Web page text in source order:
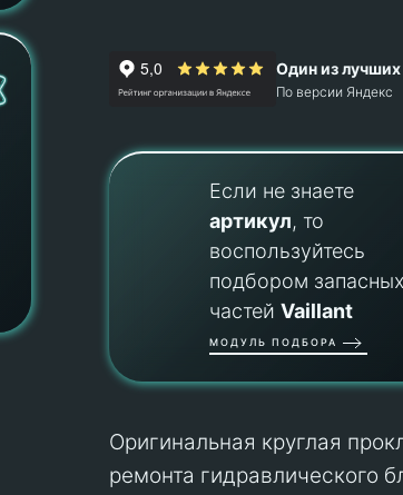
Один из
По версии Яндекс
Если не знаете
артикул, то
воспользуйтесь
подбором запасных
частейVaillant
МОДУЛЬ ПОДБОРА
Оригинальная круглая
ремонта гидравлического